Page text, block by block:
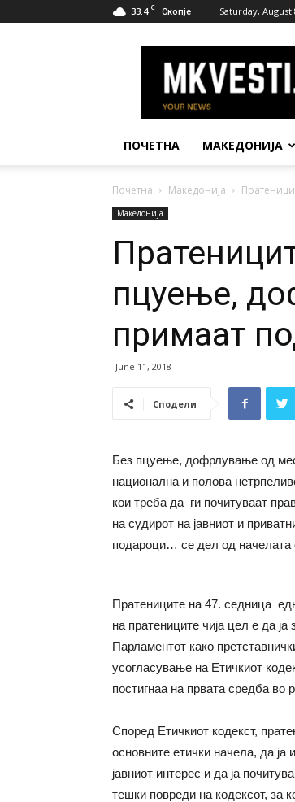
33.4 C Скопје Saturday, August
Вести
ПОЧЕТНА МАКЕДОНИЈА
Почетна Македонија
Македонија
пцуење,
примаат
June 11, 2018
Сподели
Без пцуење, дофрлување од
национална и полова
кои треба да ги почитуваат
на судирот на јавниот и
подароци… се дел од начелата
Пратениците на 47. седница
на пратениците чија цел е да ја
Парламентот како
усогласување на Етичкиот
постигнаа на првата средба
Според Етичкиот кодекст,
основните етички начела, да ја
јавниот интерес и да ја
тешки повреди на кодексот, за